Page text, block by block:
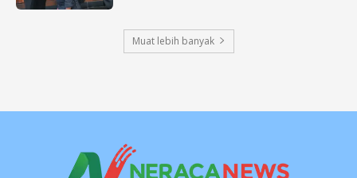
Muat lebih banyak